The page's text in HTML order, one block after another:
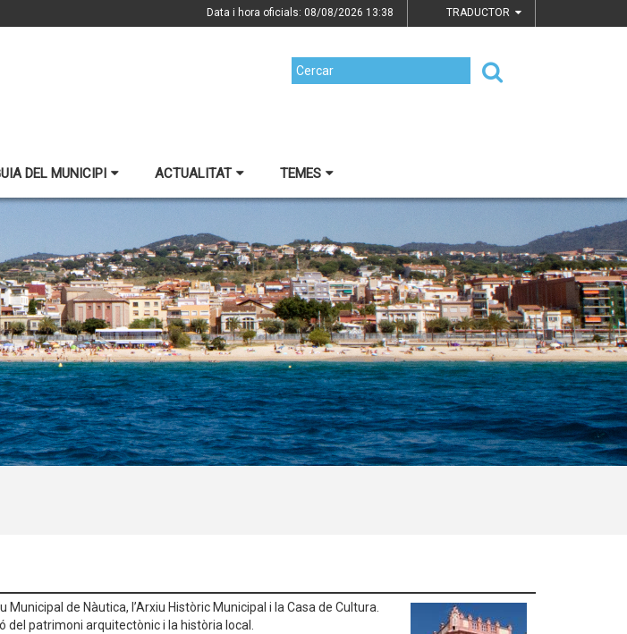
Data i hora oficials: 08/08/2026 13:38 TRADUCTOR
DEL MUNICIPI ACTUALITAT TEMES
de Nàutica, l’Arxiu Històric Municipal i la Casa de Cultura.
patrimoni arquitectònic i la història local.